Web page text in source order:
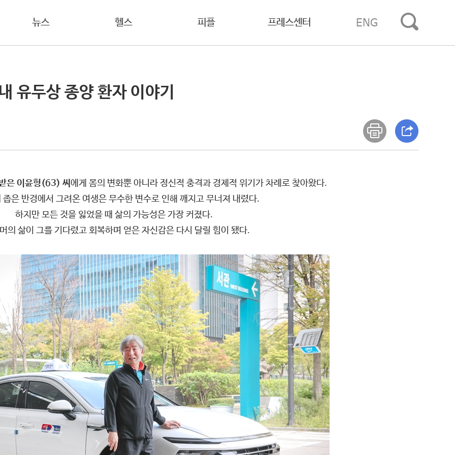
뉴스 헬스 피플 프레스센터 ENG
유두상 종양 환자 이야기
은 이윤형(63) 씨 에게 몸의 변화뿐 아니라 정신적 충격과 경제적 위기가 차례로 찾아왔다.
좁은 반경에서 그려온 여생은 무수한 변수로 인해 깨지고 무너져 내렸다.
하지만 모든 것을 잃었을 때 삶의 가능성은 가장 커졌다.
의 삶이 그를 기다렸고 회복하며 얻은 자신감은 다시 달릴 힘이 됐다.